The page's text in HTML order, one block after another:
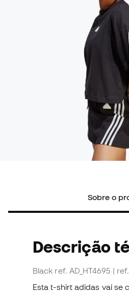
Sobre o
Descrição
Black ref. AD_HT4695 |
Esta t-shirt adidas vai se